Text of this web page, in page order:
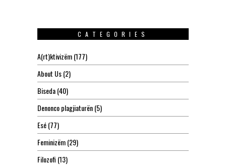
CATEGORIES
A(rt)ktivizëm(177)
About Us(2)
Biseda(40)
Denonco plagjiaturën(5)
Esé(77)
Feminizëm(29)
Filozofi (13)